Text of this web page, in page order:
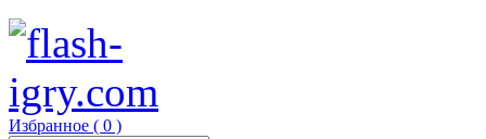
Избранное ( 0 )